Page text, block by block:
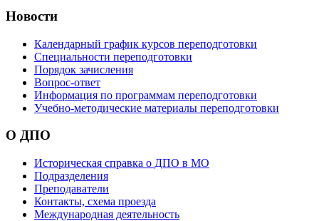
Новости
Календарный график курсов переподготовки
Специальности переподготовки
Порядок зачисления
Вопрос-ответ
Информация по программам переподготовки
Учебно-методические материалы переподготовки
О ДПО
Историческая справка о ДПО в МО
Подразделения
Преподаватели
Контакты, схема проезда
Международная деятельность